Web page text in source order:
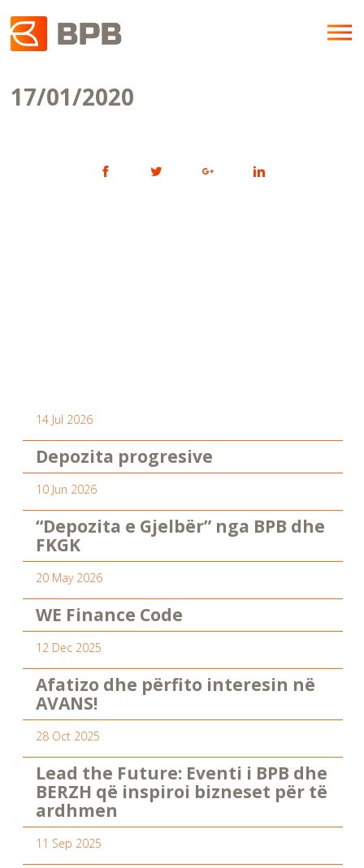
17/01/2020
14 Jul 2026
Depozita progresive
10 Jun 2026
“Depozita e Gjelbër” nga BPB dhe
FKGK
20 May 2026
WE Finance Code
12 Dec 2025
Afatizo dhe përfito interesin në
AVANS!
28 Oct 2025
Lead the Future: Eventi i BPB dhe
BERZH që inspiroi bizneset për të
ardhmen
11 Sep 2025